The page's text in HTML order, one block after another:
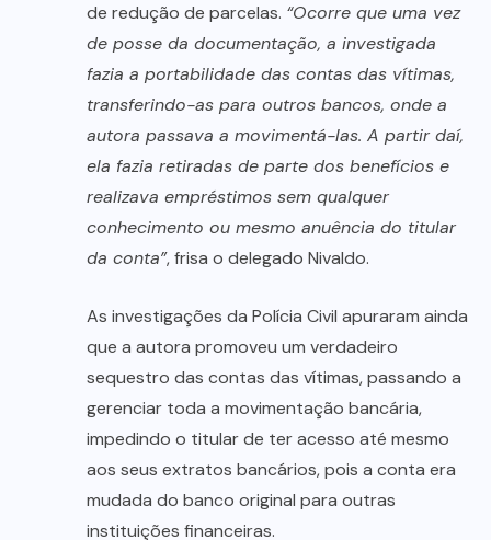
de redução de parcelas. “Ocorre que uma vez
de posse da documentação, a investigada
fazia a portabilidade das contas das vítimas,
transferindo-as para outros bancos, onde a
autora passava a movimentá-las. A partir daí,
ela fazia retiradas de parte dos benefícios e
realizava empréstimos sem qualquer
conhecimento ou mesmo anuência do titular
da conta”, frisa o delegado Nivaldo.
As investigações da Polícia Civil apuraram ainda
que a autora promoveu um verdadeiro
sequestro das contas das vítimas, passando a
gerenciar toda a movimentação bancária,
impedindo o titular de ter acesso até mesmo
aos seus extratos bancários, pois a conta era
mudada do banco original para outras
instituições financeiras.